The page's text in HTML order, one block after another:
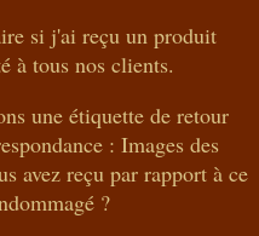
si j'ai reçu un produit
à tous nos clients.
une étiquette de retour
: Images des
avez reçu par rapport à ce
?